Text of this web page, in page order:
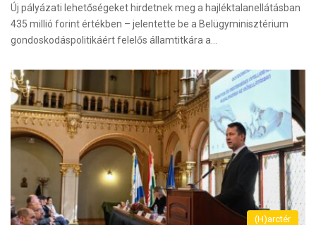
Új pályázati lehetőségeket hirdetnek meg a hajléktalanellátásban
435 millió forint értékben – jelentette be a Belügyminisztérium
gondoskodáspolitikáért felelős államtitkára a…
(H)arctér